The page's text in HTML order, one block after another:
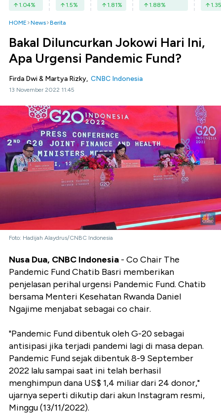
1.04% 1.5% 1.81% 1.88% 1.35
HOME News Berita
Bakal Diluncurkan Jokowi Hari Ini,
Apa Urgensi Pandemic Fund?
Firda Dwi & Martya Rizky, CNBC Indonesia
13 November 2022 11:45
Foto: Hadijah Alaydrus/CNBC Indonesia
Nusa Dua, CNBC Indonesia - Co Chair The
Pandemic Fund Chatib Basri memberikan
penjelasan perihal urgensi Pandemic Fund. Chatib
bersama Menteri Kesehatan Rwanda Daniel
Ngajime menjabat sebagai co chair.
"Pandemic Fund dibentuk oleh G-20 sebagai
antisipasi jika terjadi pandemi lagi di masa depan.
Pandemic Fund sejak dibentuk 8-9 September
2022 lalu sampai saat ini telah berhasil
menghimpun dana US$ 1,4 miliar dari 24 donor,"
ujarnya seperti dikutip dari akun Instagram resmi,
Minggu (13/11/2022).